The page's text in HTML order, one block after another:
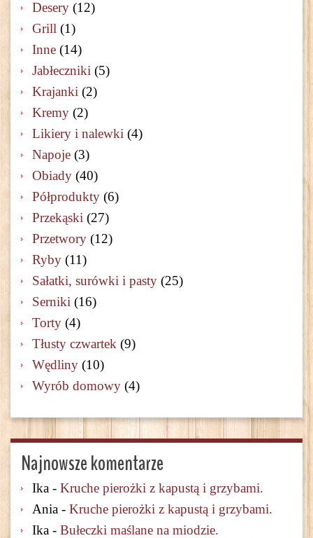
Desery (12)
Grill (1)
Inne (14)
Jabłeczniki (5)
Krajanki (2)
Kremy (2)
Likiery i nalewki (4)
Napoje (3)
Obiady (40)
Półprodukty (6)
Przekąski (27)
Przetwory (12)
Ryby (11)
Sałatki, surówki i pasty (25)
Serniki (16)
Torty (4)
Tłusty czwartek (9)
Wędliny (10)
Wyrób domowy (4)
Najnowsze komentarze
Ika - Kruche pierożki z kapustą i grzybami.
Ania - Kruche pierożki z kapustą i grzybami.
Ika - Bułeczki maślane na miodzie.